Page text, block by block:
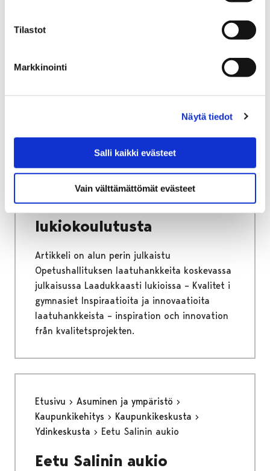
Tilastot
Markkinointi
Näytä tiedot
Salli kaikki evästeet
Vain välttämättömät evästeet
Etusivu
Kehittämishankkeet
Päättyneet hankkeet
Priima
Hanke kirjoihin ja kansiin:
Priima – entistä
laadukkaampaa
lukiokoulutusta
Artikkeli on alun perin julkaistu
Opetushallituksen laatuhankkeita koskevassa
julkaisussa Laadukkaasti lukioissa – Kvalitet i
gymnasiet Inspiraatioita ja innovaatioita
laatuhankkeista – inspiration och innovation
från kvalitetsprojekten.
Etusivu
Asuminen ja ympäristö
Kaupunkikehitys
Kaupunkikeskusta
Ydinkeskusta
Eetu Salinin aukio
Eetu Salinin aukio